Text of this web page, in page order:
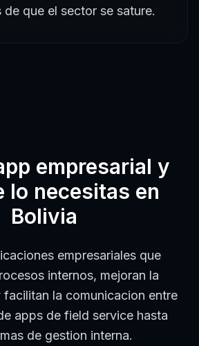
de que el sector se sature.
empresarial y
lo necesitas en
Bolivia
empresariales que
internos, mejoran la
la comunicacion entre
apps de field service hasta
de gestion interna.